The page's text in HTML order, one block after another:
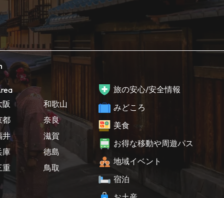
阪
都
井
庫
重
和歌山
奈良
滋賀
徳島
鳥取
旅の安心/安全情報
みどころ
美食
お得な移動や周遊パス
地域イベント
宿泊